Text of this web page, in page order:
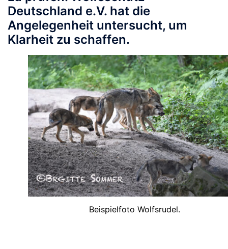
Deutschland e.V. hat die
Angelegenheit untersucht, um
Klarheit zu schaffen.
Beispielfoto Wolfsrudel.